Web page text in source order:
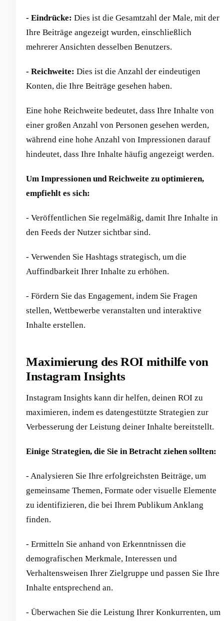
- Eindrücke: Dies ist die Gesamtzahl der Male, mit der
Ihre Beiträge angezeigt wurden, einschließlich
mehrerer Ansichten desselben Benutzers.
- Reichweite: Dies ist die Anzahl der eindeutigen
Konten, die Ihre Beiträge gesehen haben.
Eine hohe Reichweite bedeutet, dass Ihre Inhalte von
einer großen Anzahl von Personen gesehen werden,
während eine hohe Anzahl von Impressionen darauf
hindeutet, dass Ihre Inhalte häufig angezeigt werden.
Um Impressionen und Reichweite zu optimieren,
empfiehlt es sich:
- Veröffentlichen Sie regelmäßig, damit Ihre Inhalte in
den Feeds der Nutzer sichtbar sind.
- Verwenden Sie Hashtags strategisch, um die
Auffindbarkeit Ihrer Inhalte zu erhöhen.
- Fördern Sie das Engagement, indem Sie Fragen
stellen, Wettbewerbe veranstalten und interaktive
Inhalte erstellen.
Maximierung des ROI mithilfe von
Instagram Insights
Instagram Insights kann dir helfen, deinen ROI zu
maximieren, indem es datengestützte Strategien zur
Verbesserung der Leistung deiner Inhalte bereitstellt.
Einige Strategien, die Sie in Betracht ziehen sollten:
- Analysieren Sie Ihre erfolgreichsten Beiträge, um
gemeinsame Themen, Formate oder visuelle Elemente
zu identifizieren, die bei Ihrem Publikum Anklang
finden.
- Ermitteln Sie anhand von Erkenntnissen die
demografischen Merkmale, Interessen und
Verhaltensweisen Ihrer Zielgruppe und passen Sie Ihre
Inhalte entsprechend an.
- Überwachen Sie die Leistung Ihrer Konkurrenten, um